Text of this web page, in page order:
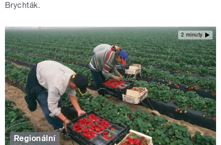
Brychták.
2 minuty
Regionální